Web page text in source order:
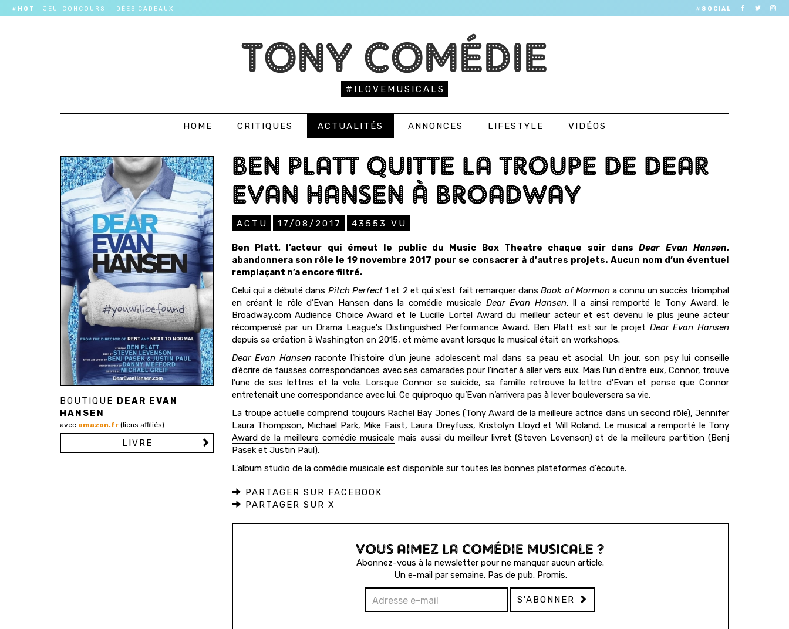
#SOCIAL
#HOT JEU-CONCOURS IDÉES CADEAUX
TONY COMÉDIE
#ILOVEMUSICALS
HOME CRITIQUES ACTUALITÉS ANNONCES LIFESTYLE VIDÉOS
BOUTIQUE DEAR EVAN
HANSEN
avec amazon.fr (liens affiliés)
LIVRE
BEN PLATT QUITTE LA TROUPE DE DEAR
EVAN HANSEN À BROADWAY
ACTU 17/08/2017 43553 VU
Ben Platt, l’acteur qui émeut le public du Music Box Theatre chaque soir dansDear Evan Hansen,
abandonnera son rôle le 19 novembre 2017 pour se consacrer à d'autres projets. Aucun nom d’un éventuel
remplaçant n’a encore filtré.
Celui qui a débuté dans Pitch Perfect1 et 2 et qui s'est fait remarquer dans Book of Mormona connu un succès triomphal
en créant le rôle d’Evan Hansen dans la comédie musicale Dear Evan Hansen. Il a ainsi remporté le Tony Award, le
Broadway.com Audience Choice Award et le Lucille Lortel Award du meilleur acteur et est devenu le plus jeune acteur
récompensé par un Drama League's Distinguished Performance Award. Ben Platt est sur le projet Dear Evan Hansen
depuis sa création à Washington en 2015, et même avant lorsque le musical était en workshops.
Dear Evan Hansenraconte l’histoire d’un jeune adolescent mal dans sa peau et asocial. Un jour, son psy lui conseille
d’écrire de fausses correspondances avec ses camarades pour l’inciter à aller vers eux. Mais l'un d’entre eux, Connor, trouve
l’une de ses lettres et la vole. Lorsque Connor se suicide, sa famille retrouve la lettre d'Evan et pense que Connor
entretenait une correspondance avec lui. Ce quiproquo qu’Evan n’arrivera pas à lever bouleversera sa vie.
La troupe actuelle comprend toujours Rachel Bay Jones (Tony Award de la meilleure actrice dans un second rôle), Jennifer
Laura Thompson, Michael Park, Mike Faist, Laura Dreyfuss, Kristolyn Lloyd et Will Roland. Le musical a remporté le Tony
Award de la meilleure comédie musicale mais aussi du meilleur livret (Steven Levenson) et de la meilleure partition (Benj
Pasek et Justin Paul).
L'album studio de la comédie musicale est disponible sur toutes les bonnes plateformes d'écoute.
PARTAGER SUR FACEBOOK
PARTAGER SUR X
VOUS AIMEZ LA COMÉDIE MUSICALE ?
Abonnez-vous à la newsletter pour ne manquer aucun article.
Un e-mail par semaine. Pas de pub. Promis.
S'ABONNER